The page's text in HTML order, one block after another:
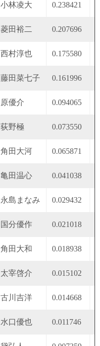
小林凌大 0.238421
菱田裕二 0.207696
西村淳也 0.175580
藤田菜七子 0.161996
原優介 0.094065
荻野極 0.073550
角田大河 0.065871
亀田温心 0.041038
永島まなみ 0.029432
国分優作 0.021018
角田大和 0.018938
太宰啓介 0.015102
古川吉洋 0.014668
水口優也 0.011746